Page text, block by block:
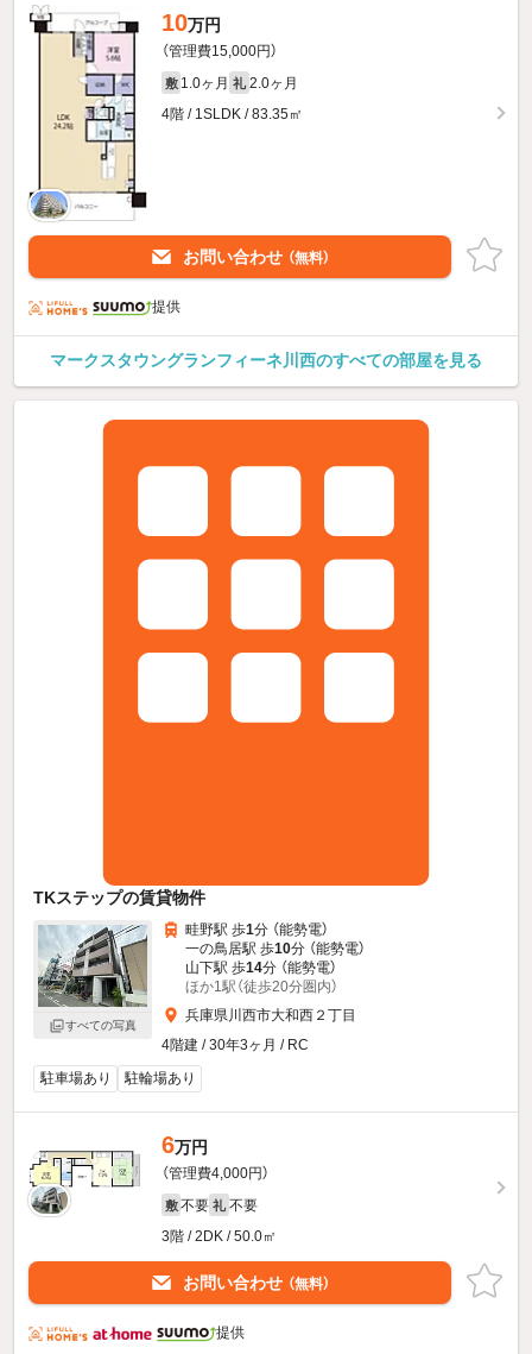
10万円
（管理費15,000円）
敷 1.0ヶ月 礼 2.0ヶ月
4階 / 1SLDK / 83.35㎡
お問い合わせ （無料）
提供
マークスタウングランフィーネ川西のすべての部屋を見る
TKステップの賃貸物件
すべての写真
畦野駅 歩1分 （能勢電）
一の鳥居駅 歩10分 （能勢電）
山下駅 歩14分 （能勢電）
ほか1駅（徒歩20分圏内）
兵庫県川西市大和西２丁目
4階建 / 30年3ヶ月 / RC
駐車場あり
駐輪場あり
6万円
（管理費4,000円）
敷 不要 礼 不要
3階 / 2DK / 50.0㎡
お問い合わせ （無料）
提供